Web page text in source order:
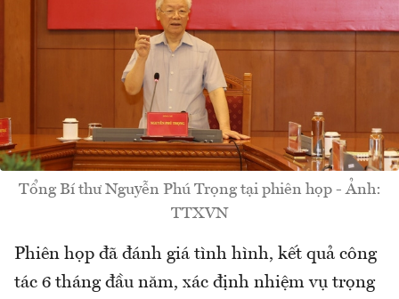
Tổng Bí thư Nguyễn Phú Trọng tại phiên họp - Ảnh:
TTXVN
Phiên họp đã đánh giá tình hình, kết quả công
tác 6 tháng đầu năm, xác định nhiệm vụ trọng